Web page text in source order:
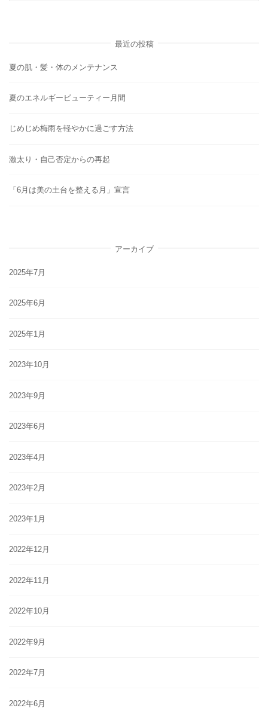
最近の投稿
夏の肌・髪・体のメンテナンス
夏のエネルギービューティー月間
じめじめ梅雨を軽やかに過ごす方法
激太り・自己否定からの再起
「6月は美の土台を整える月」宣言
アーカイブ
2025年7月
2025年6月
2025年1月
2023年10月
2023年9月
2023年6月
2023年4月
2023年2月
2023年1月
2022年12月
2022年11月
2022年10月
2022年9月
2022年7月
2022年6月